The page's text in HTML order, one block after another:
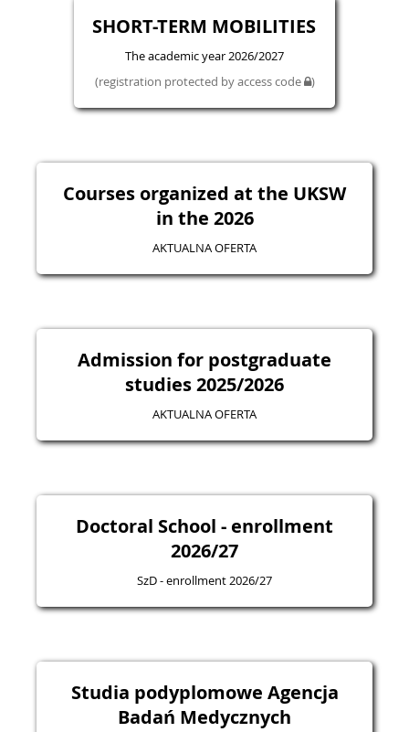
SHORT-TERM MOBILITIES
The academic year 2026/2027
(registration protected by access code )
Courses organized at the UKSW
in the 2026
AKTUALNA OFERTA
Admission for postgraduate
studies 2025/2026
AKTUALNA OFERTA
Doctoral School - enrollment
2026/27
SzD - enrollment 2026/27
Studia podyplomowe Agencja
Badań Medycznych